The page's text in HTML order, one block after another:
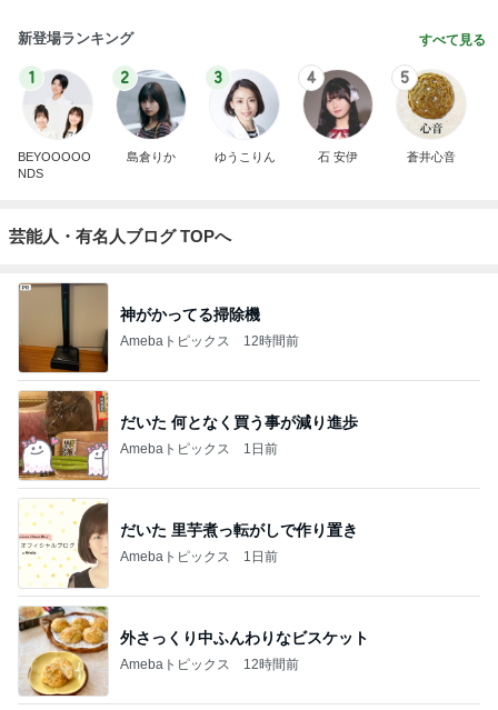
新登場ランキング すべて見る
1
BEYOOOOO
NDS
2
島倉りか
3
ゆうこりん
4
石 安伊
5
蒼井心音
芸能人・有名人ブログ TOPへ
神がかってる掃除機
Amebaトピックス 12時間前
だいた 何となく買う事が減り進歩
Amebaトピックス 1日前
だいた 里芋煮っ転がしで作り置き
Amebaトピックス 1日前
外さっくり中ふんわりなビスケット
Amebaトピックス 12時間前